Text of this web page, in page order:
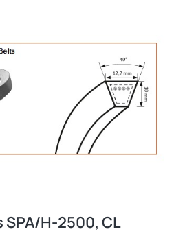
H-2500, CL